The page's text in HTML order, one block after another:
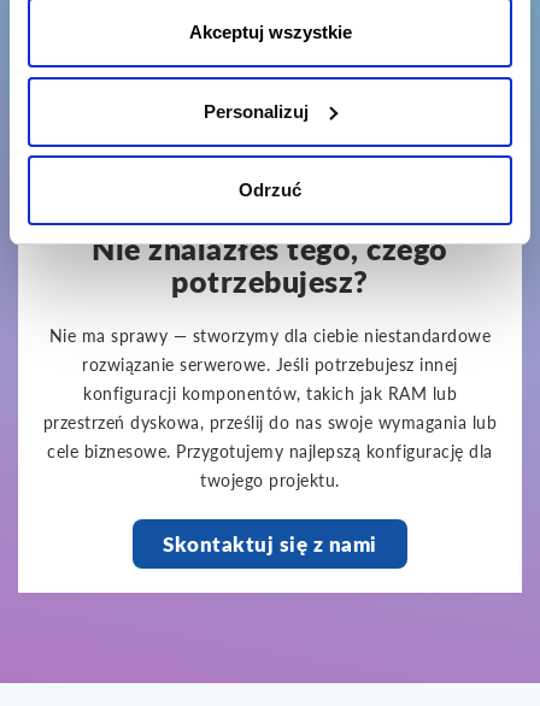
Akceptuj wszystkie
Personalizuj
Odrzuć
Nie znalazłeś tego, czego
potrzebujesz?
Nie ma sprawy — stworzymy dla ciebie niestandardowe
rozwiązanie serwerowe. Jeśli potrzebujesz innej
konfiguracji komponentów, takich jak RAM lub
przestrzeń dyskowa, prześlij do nas swoje wymagania lub
cele biznesowe. Przygotujemy najlepszą konfigurację dla
twojego projektu.
Skontaktuj się z nami